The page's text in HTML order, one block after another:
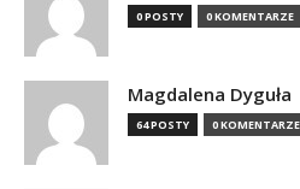
0 POSTY 0 KOMENTARZE
Magdalena Dyguła
64 POSTY 0 KOMENTARZE